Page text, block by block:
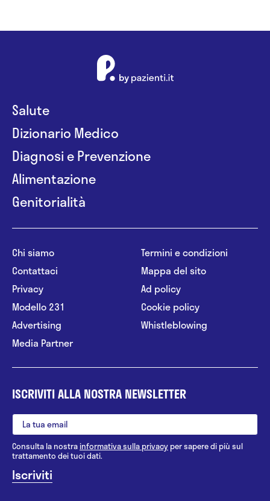
Salute
Dizionario Medico
Diagnosi e Prevenzione
Alimentazione
Genitorialità
Chi siamo
Contattaci
Privacy
Modello 231
Advertising
Media Partner
Termini e condizioni
Mappa del sito
Ad policy
Cookie policy
Whistleblowing
ISCRIVITI ALLA NOSTRA NEWSLETTER
Consulta la nostrainformativa sulla privacy per sapere di più sul
trattamento dei tuoi dati.